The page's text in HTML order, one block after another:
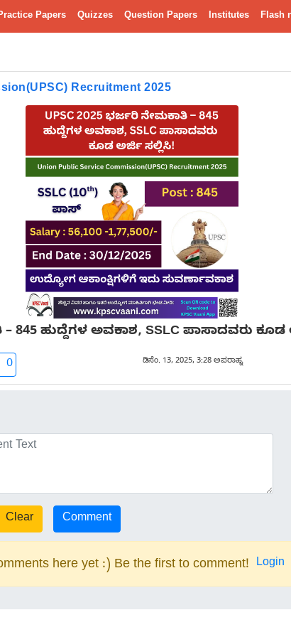
Papers Quizzes Question Papers Institutes Flash
Recruitment 2025
– 845 ಹುದ್ದೆಗಳ ಅವಕಾಶ, SSLC ಪಾಸಾದವರು
0 ಡಿಸೆಂ. 13, 2025, 3:28 ಅಪರಾಹ್ನ
here yet :) Be the first to comment! Login